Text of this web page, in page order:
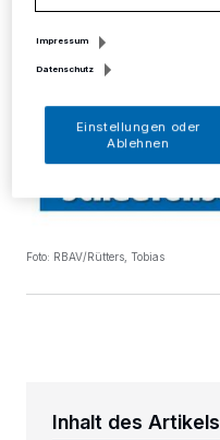
Foto: RBAV/Rütters, Tobias
Inhalt des Artikels
Impressum
Datenschutz
Einstellungen oder
Ablehnen